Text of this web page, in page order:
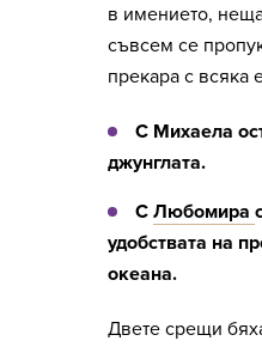
в имението,
съвсем се
прекара с всяка
С Михаела
джунглата.
С Любомира
удобствата на
океана.
Двете срещи